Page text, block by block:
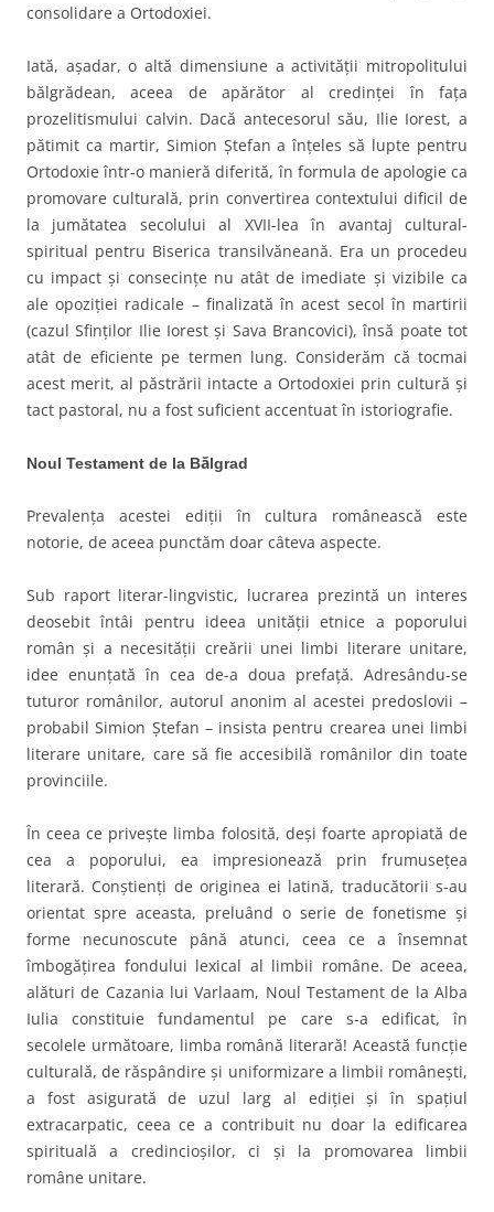
consolidare a Ortodoxiei.
Iată, aşadar, o altă dimensiune a activităţii mitropolitului
bălgrădean, aceea de apărător al credinţei în faţa
prozelitismului calvin. Dacă antecesorul său, Ilie Iorest, a
pătimit ca martir, Simion Ştefan a înţeles să lupte pentru
Ortodoxie într-o manieră diferită, în formula de apologie ca
promovare culturală, prin convertirea contextului dificil de
la jumătatea secolului al XVII-lea în avantaj cultural-
spiritual pentru Biserica transilvăneană. Era un procedeu
cu impact şi consecinţe nu atât de imediate şi vizibile ca
ale opoziţiei radicale – finalizată în acest secol în martirii
(cazul Sfinţilor Ilie Iorest şi Sava Brancovici), însă poate tot
atât de eficiente pe termen lung. Considerăm că tocmai
acest merit, al păstrării intacte a Ortodoxiei prin cultură şi
tact pastoral, nu a fost suficient accentuat în istoriografie.
Noul Testament de la Bălgrad
Prevalenţa acestei ediţii în cultura românească este
notorie, de aceea punctăm doar câteva aspecte.
Sub raport literar-lingvistic, lucrarea prezintă un interes
deosebit întâi pentru ideea unităţii etnice a poporului
român şi a necesităţii creării unei limbi literare unitare,
idee enunţată în cea de-a doua prefaţă. Adresându-se
tuturor românilor, autorul anonim al acestei predoslovii –
probabil Simion Ştefan – insista pentru crearea unei limbi
literare unitare, care să fie accesibilă românilor din toate
provinciile.
În ceea ce priveşte limba folosită, deşi foarte apropiată de
cea a poporului, ea impresionează prin frumuseţea
literară. Conştienţi de originea ei latină, traducătorii s-au
orientat spre aceasta, preluând o serie de fonetisme şi
forme necunoscute până atunci, ceea ce a însemnat
îmbogăţirea fondului lexical al limbii române. De aceea,
alături de Cazania lui Varlaam, Noul Testament de la Alba
Iulia constituie fundamentul pe care s-a edificat, în
secolele următoare, limba română literară! Această funcţie
culturală, de răspândire şi uniformizare a limbii româneşti,
a fost asigurată de uzul larg al ediţiei şi în spaţiul
extracarpatic, ceea ce a contribuit nu doar la edificarea
spirituală a credincioşilor, ci şi la promovarea limbii
române unitare.